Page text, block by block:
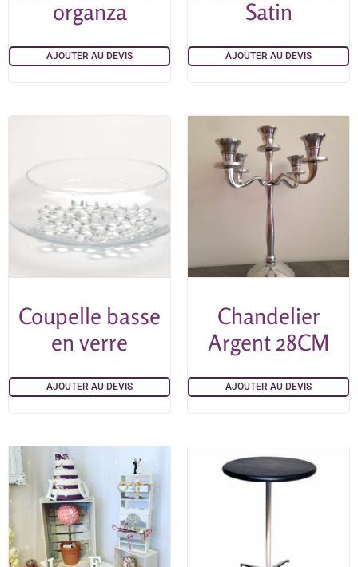
organza
AJOUTER AU DEVIS
Satin
AJOUTER AU DEVIS
Coupelle basse
en verre
AJOUTER AU DEVIS
Chandelier
Argent 28CM
AJOUTER AU DEVIS